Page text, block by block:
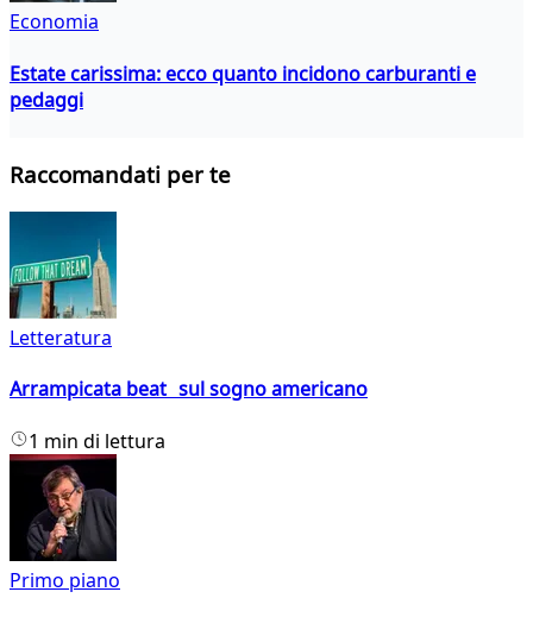
Economia
Estate carissima: ecco quanto incidono carburanti e
pedaggi
Raccomandati per te
Letteratura
Arrampicata beat sul sogno americano
1 min di lettura
Primo piano